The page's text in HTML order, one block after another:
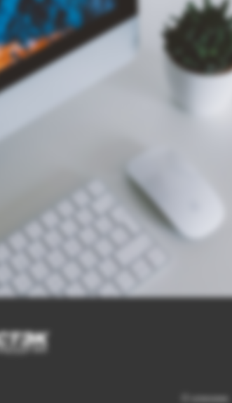
О клинике